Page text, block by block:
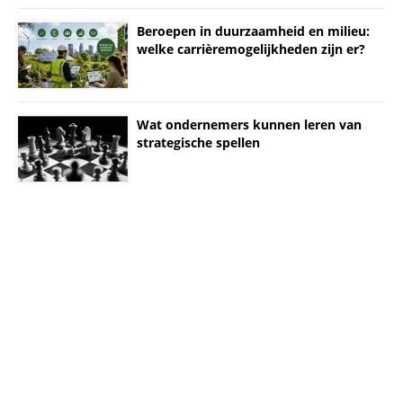
Beroepen in duurzaamheid en milieu:
welke carrièremogelijkheden zijn er?
Wat ondernemers kunnen leren van
strategische spellen